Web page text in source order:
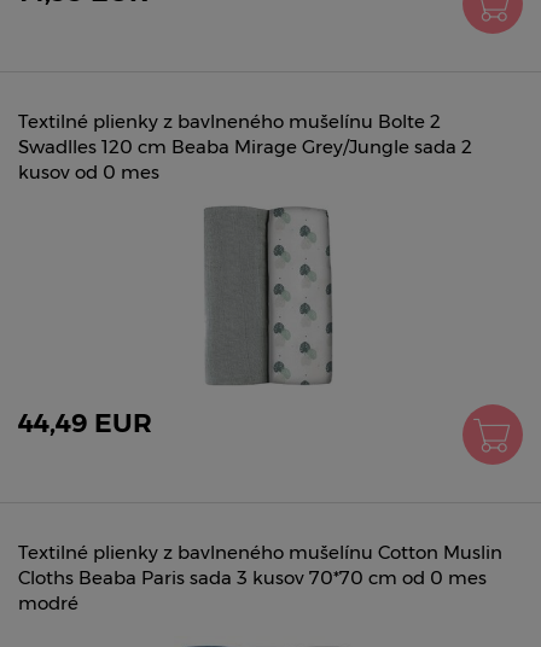
Textilné plienky z bavlneného mušelínu Bolte 2
Swadlles 120 cm Beaba Mirage Grey/Jungle sada 2
kusov od 0 mes
44,49 EUR
Textilné plienky z bavlneného mušelínu Cotton Muslin
Cloths Beaba Paris sada 3 kusov 70*70 cm od 0 mes
modré